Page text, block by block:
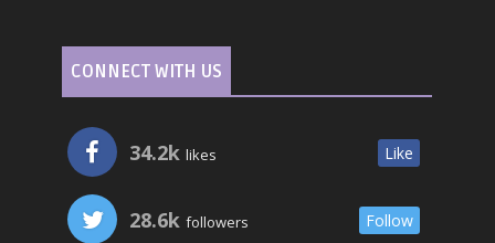
CONNECT WITH US
34.2k likes Like
28.6k followers Follow